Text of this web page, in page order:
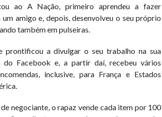
ao A Nação, primeiro aprendeu a fazer
um amigo e, depois, desenvolveu o seu próprio
também em pulseiras.
prontificou a divulgar o seu trabalho na sua
do Facebook e, a partir daí, recebeu vários
inclusive, para França e Estados
negociante, o rapaz vende cada item por 100